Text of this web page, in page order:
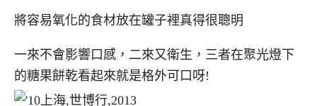
將容易氧化的食材放在罐子裡真得很聰明
一來不會影響口感，二來又衛生，三者在聚光燈下
的糖果餅乾看起來就是格外可口呀!